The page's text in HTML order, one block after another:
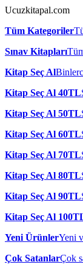
Ucuzkitapal.com
Tüm Kategoriler
Sınav Kitapları
Kitap Seç Al
Kitap Seç Al 40TL
Kitap Seç Al 50TL
Kitap Seç Al 60TL
Kitap Seç Al 70TL
Kitap Seç Al 80TL
Kitap Seç Al 90TL
Kitap Seç Al
Yeni ÜrünlerYeni
Çok SatanlarÇok